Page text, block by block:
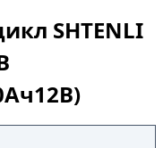
SHTENLI